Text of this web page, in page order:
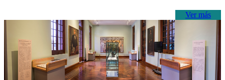
Ver más